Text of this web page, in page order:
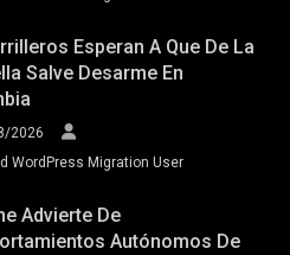
Esperan A Que De La
Salve Desarme En
2026
WordPress Migration User
Advierte De
Autónomos De